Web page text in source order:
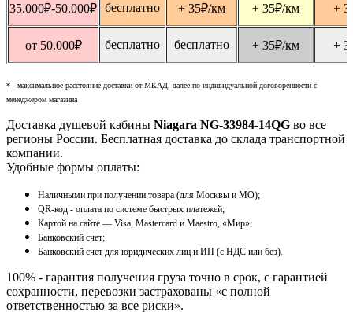
35.000₽-50.000₽ бесплатно + 35₽/км + 35₽/км +
от 50.000₽ бесплатно бесплатно + 35₽/км +
* - максимальное расстояние доставки от МКАД, далее по индивидуальной договоренности с
менеджером магазина
Доставка душевой кабины Niagara NG-33984-14QG во все
регионы России. Бесплатная доставка до склада транспортной
компании.
Удобные формы оплаты:
Наличными при получении товара (для Москвы и МО);
QR-код - оплата по системе быстрых платежей;
Картой на сайте — Visa, Mastercard и Maestro, «Мир»;
Банковский счет;
Банковский счет для юридических лиц и ИП (с НДС или без).
100% - гарантия получения груза точно в срок, с гарантией
сохранности, перевозки застрахованы «с полной
ответственностью за все риски».